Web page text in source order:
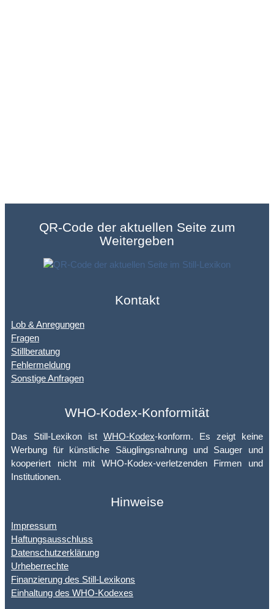
QR-Code der aktuellen Seite zum
Weitergeben
Kontakt
Lob & Anregungen
Fragen
Stillberatung
Fehlermeldung
Sonstige Anfragen
WHO-Kodex-Konformität
Das Still-Lexikon ist WHO-Kodex-konform. Es zeigt keine
Werbung für künstliche Säuglingsnahrung und Sauger und
kooperiert nicht mit WHO-Kodex-verletzenden Firmen und
Institutionen.
Hinweise
Impressum
Haftungsausschluss
Datenschutzerklärung
Urheberrechte
Finanzierung des Still-Lexikons
Einhaltung des WHO-Kodexes